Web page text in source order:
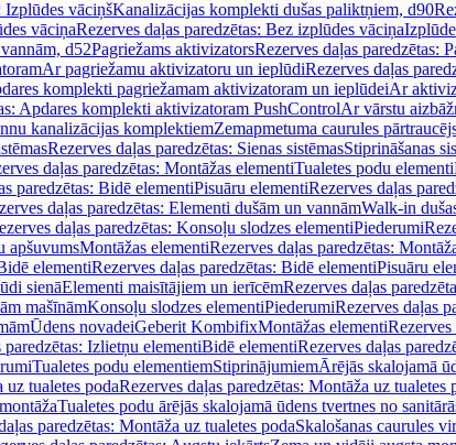
Izplūdes vāciņšKanalizācijas komplekti dušas paliktņiem, d90
vāciņaRezerves daļas paredzētas: Bez izplūdes vāciņa
d52Pagriežams aktivizatorsRezerves daļas paredzētas:
Ar pagriežamu aktivizatoru un ieplūdiRezerves daļas
komplekti pagriežamam aktivizatoram un ieplūdeiAr
Apdares komplekti aktivizatoram PushControlAr vārstu
kanalizācijas komplektiemZemapmetuma caurules
Rezerves daļas paredzētas: Sienas sistēmasStiprināšanas
daļas paredzētas: Montāžas elementiTualetes podu elementi
paredzētas: Bidē elementiPisuāru elementiRezerves daļas
daļas paredzētas: Elementi dušām un vannāmWalk-in
daļas paredzētas: Konsoļu slodzes elementiPiederumi
apšuvumsMontāžas elementiRezerves daļas paredzētas:
elementiRezerves daļas paredzētas: Bidē elementiPisuāru
sienāElementi maisītājiem un ierīcēmRezerves daļas
mašīnāmKonsoļu slodzes elementiPiederumiRezerves daļas
Ūdens novadeiGeberit KombifixMontāžas elementiRezerves
paredzētas: Izlietņu elementiBidē elementiRezerves daļas
Tualetes podu elementiemStiprinājumiemĀrējās skalojamā
uz tualetes podaRezerves daļas paredzētas: Montāža uz tualetes
Tualetes podu ārējās skalojamā ūdens tvertnes no
paredzētas: Montāža uz tualetes podaSkalošanas caurules